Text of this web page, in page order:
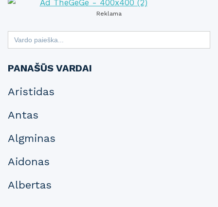
Reklama
Search
for:
PANAŠŪS VARDAI
Aristidas
Antas
Algminas
Aidonas
Albertas